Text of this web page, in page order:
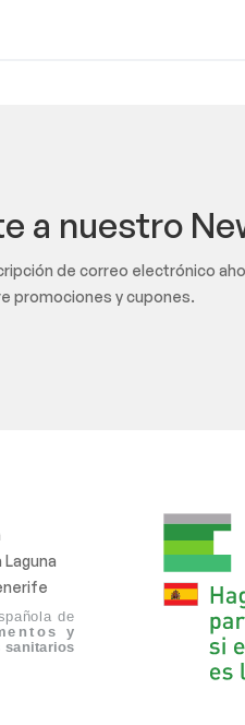
a nuestro
de correo electrónico
promociones y cupones.
Laguna